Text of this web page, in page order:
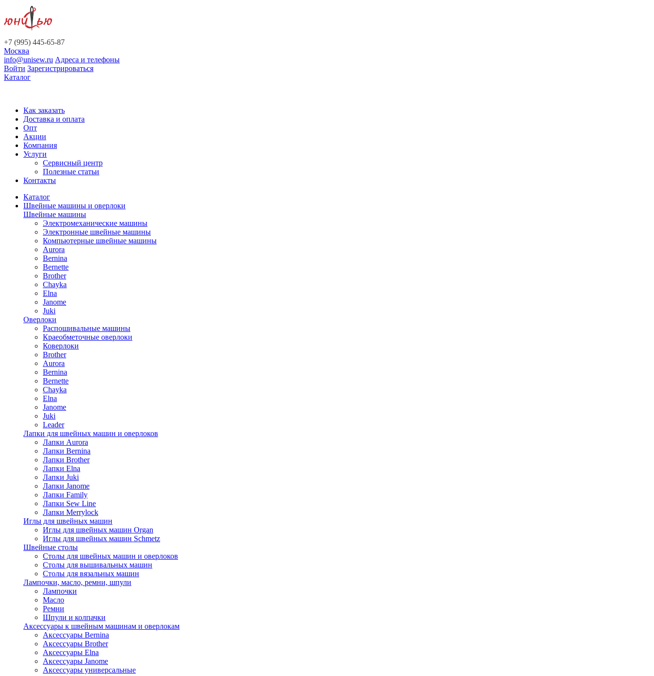
+7 (995) 445-65-87
Москва
info@unisew.ru Адреса и телефоны
Войти Зарегистрироваться
Каталог
Как заказать
Доставка и оплата
Опт
Акции
Компания
Услуги
Сервисный центр
Полезные статьи
Контакты
Каталог
Швейные машины и оверлоки
Швейные машины
Электромеханические машины
Электронные швейные машины
Компьютерные швейные машины
Aurora
Bernina
Bernette
Brother
Chayka
Elna
Janome
Juki
Оверлоки
Распошивальные машины
Краеобметочные оверлоки
Коверлоки
Brother
Aurora
Bernina
Bernette
Chayka
Elna
Janome
Juki
Leader
Лапки для швейных машин и оверлоков
Лапки Aurora
Лапки Bernina
Лапки Brother
Лапки Elna
Лапки Juki
Лапки Janome
Лапки Family
Лапки Sew Line
Лапки Merrylock
Иглы для швейных машин
Иглы для швейных машин Organ
Иглы для швейных машин Schmetz
Швейные столы
Столы для швейных машин и оверлоков
Столы для вышивальных машин
Столы для вязальных машин
Лампочки, масло, ремни, шпули
Лампочки
Масло
Ремни
Шпули и колпачки
Аксессуары к швейным машинам и оверлокам
Аксессуары Bernina
Аксессуары Brother
Аксессуары Elna
Аксессуары Janome
Аксессуары универсальные